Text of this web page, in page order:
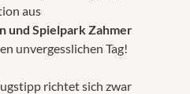
aus
und Spielpark Zahmer
unvergesslichen Tag!
richtet sich zwar